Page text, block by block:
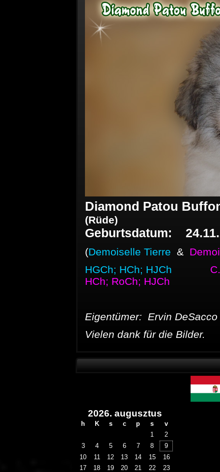
Diamond Patou
(Rüde)
Geburtsdatum:
(Demoiselle Tierre &
HGCh; HCh; HJCh
HCh; RoCh; HJCh
Eigentümer: Ervin DeSacco
Vielen dank für die Bilder.
2026. augusztus
h K s c p s
v
1
2
3
4 5 6 7 8
9
10
11 12 13 14 15
16
17
18 19 20 21 22
23